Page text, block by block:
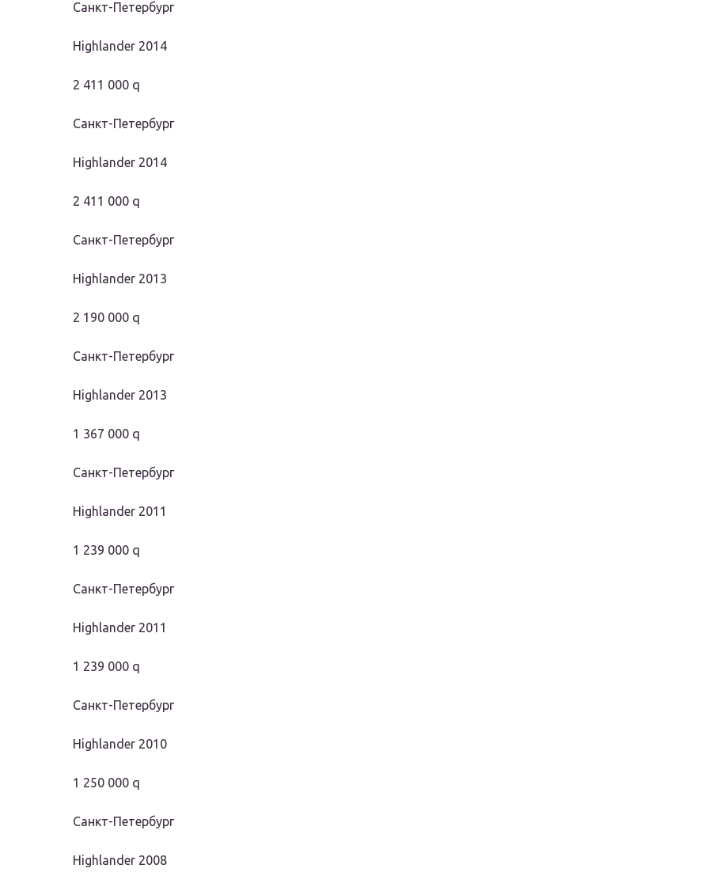
Санкт-Петербург
Highlander 2014
2 411 000 q
Санкт-Петербург
Highlander 2014
2 411 000 q
Санкт-Петербург
Highlander 2013
2 190 000 q
Санкт-Петербург
Highlander 2013
1 367 000 q
Санкт-Петербург
Highlander 2011
1 239 000 q
Санкт-Петербург
Highlander 2011
1 239 000 q
Санкт-Петербург
Highlander 2010
1 250 000 q
Санкт-Петербург
Highlander 2008